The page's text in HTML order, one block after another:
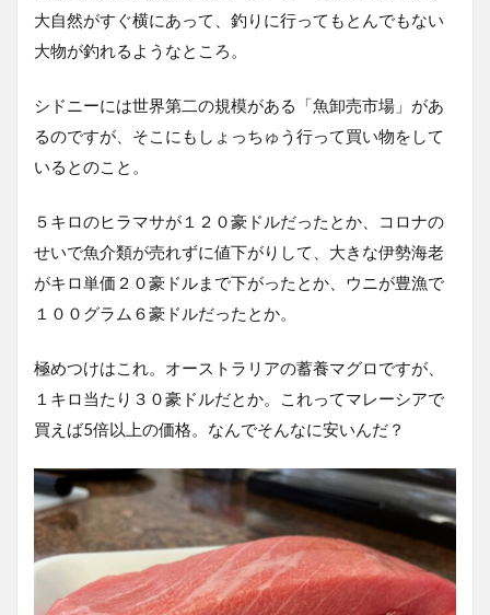
大自然がすぐ横にあって、釣りに行ってもとんでもない
大物が釣れるようなところ。
シドニーには世界第二の規模がある「魚卸売市場」があ
るのですが、そこにもしょっちゅう行って買い物をして
いるとのこと。
５キロのヒラマサが１２０豪ドルだったとか、コロナの
せいで魚介類が売れずに値下がりして、大きな伊勢海老
がキロ単価２０豪ドルまで下がったとか、ウニが豊漁で
１００グラム６豪ドルだったとか。
極めつけはこれ。オーストラリアの蓄養マグロですが、
１キロ当たり３０豪ドルだとか。これってマレーシアで
買えば5倍以上の価格。なんでそんなに安いんだ？